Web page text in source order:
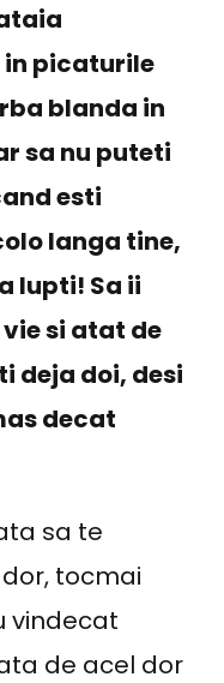
picaturile
blanda in
sa nu puteti
esti
langa tine,
lupti! Sa ii
si atat de
deja doi, desi
decat
sa te
tocmai
vindecat
de acel dor